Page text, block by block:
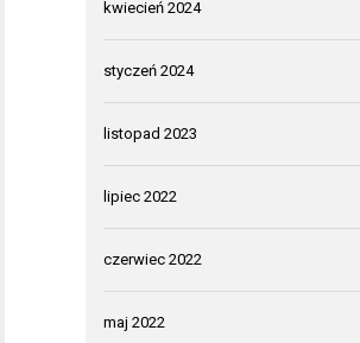
kwiecień 2024
styczeń 2024
listopad 2023
lipiec 2022
czerwiec 2022
maj 2022